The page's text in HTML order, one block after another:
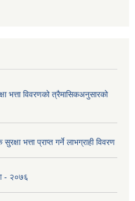
विवरणको त्रैमासिकअनुसारको
भत्ता प्राप्त गर्ने लाभग्राही विवरण
- २०७६